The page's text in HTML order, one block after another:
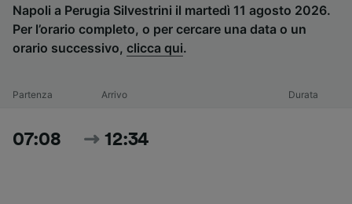
Napoli a Perugia Silvestrini il martedì 11 agosto 2026.
Per l’orario completo, o per cercare una data o un
orario successivo, clicca qui.
Partenza Arrivo Durata
07:08 12:34